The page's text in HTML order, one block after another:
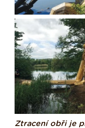
Ztracení obři je